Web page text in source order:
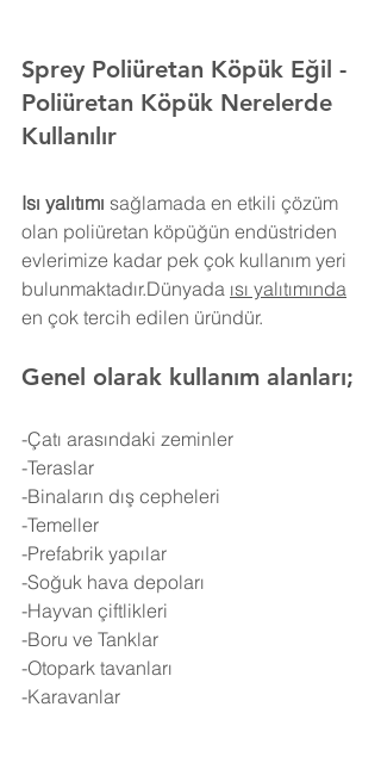
Sprey Poliüretan Köpük Eğil -
Poliüretan Köpük Nerelerde
Kullanılır
Isı yalıtımı sağlamada en etkili çözüm
olan poliüretan köpüğün endüstriden
evlerimize kadar pek çok kullanım yeri
bulunmaktadır.Dünyada ısı yalıtımında
en çok tercih edilen üründür.
Genel olarak kullanım alanları;
-Çatı arasındaki zeminler
-Teraslar
-Binaların dış cepheleri
-Temeller
-Prefabrik yapılar
-Soğuk hava depoları
-Hayvan çiftlikleri
-Boru ve Tanklar
-Otopark tavanları
-Karavanlar